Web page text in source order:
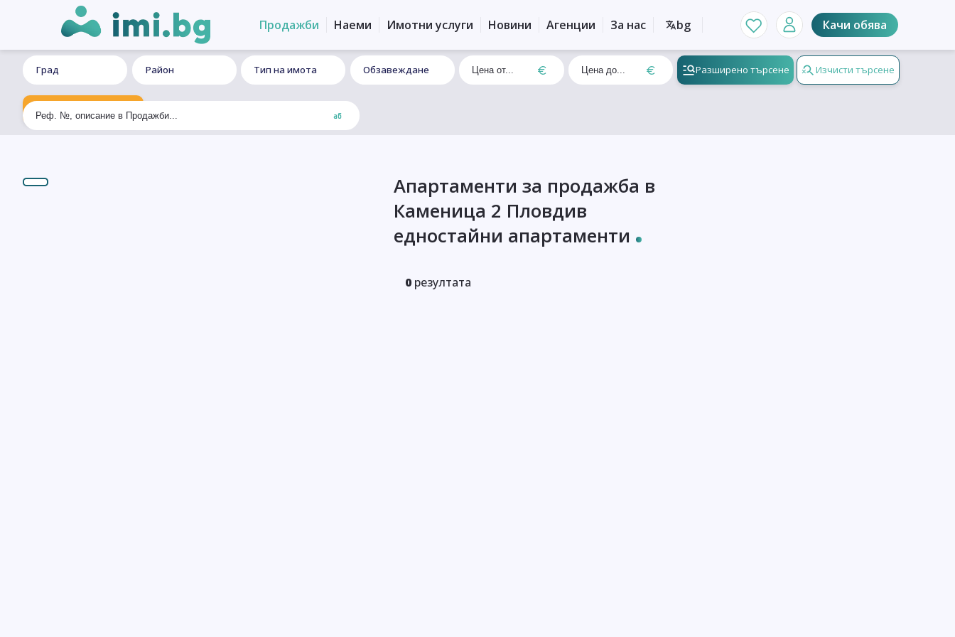
Продажби Наеми Имотни услуги Новини Агенции За нас bg Качи обява
Град Район Тип на имота Обзавеждане Разширено търсене Изчисти търсене
Ексклузивно търсене
Апартаменти за продажба в
Каменица 2 Пловдив
едностайни апартаменти
0 резултата